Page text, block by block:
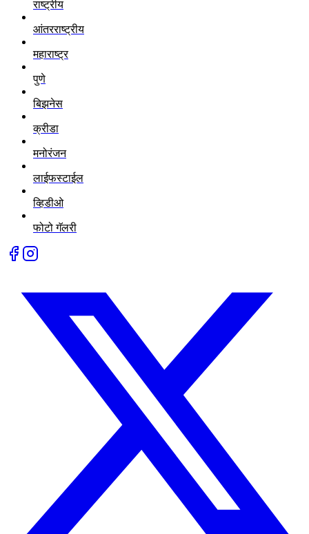
राष्ट्रीय
आंतरराष्ट्रीय
महाराष्ट्र
पुणे
बिझनेस
क्रीडा
मनोरंजन
लाईफस्टाईल
व्हिडीओ
फोटो गॅलरी